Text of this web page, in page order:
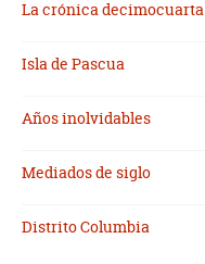
La crónica decimocuarta
Isla de Pascua
Años inolvidables
Mediados de siglo
Distrito Columbia